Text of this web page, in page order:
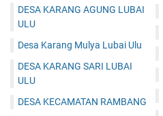
DESA KARANG AGUNG LUBAI
ULU
Desa Karang Mulya Lubai Ulu
DESA KARANG SARI LUBAI
ULU
DESA KECAMATAN RAMBANG